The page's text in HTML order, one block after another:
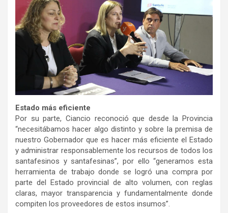
Estado más eficiente
Por su parte, Ciancio reconoció que desde la Provincia
“necesitábamos hacer algo distinto y sobre la premisa de
nuestro Gobernador que es hacer más eficiente el Estado
y administrar responsablemente los recursos de todos los
santafesinos y santafesinas”, por ello “generamos esta
herramienta de trabajo donde se logró una compra por
parte del Estado provincial de alto volumen, con reglas
claras, mayor transparencia y fundamentalmente donde
compiten los proveedores de estos insumos”.